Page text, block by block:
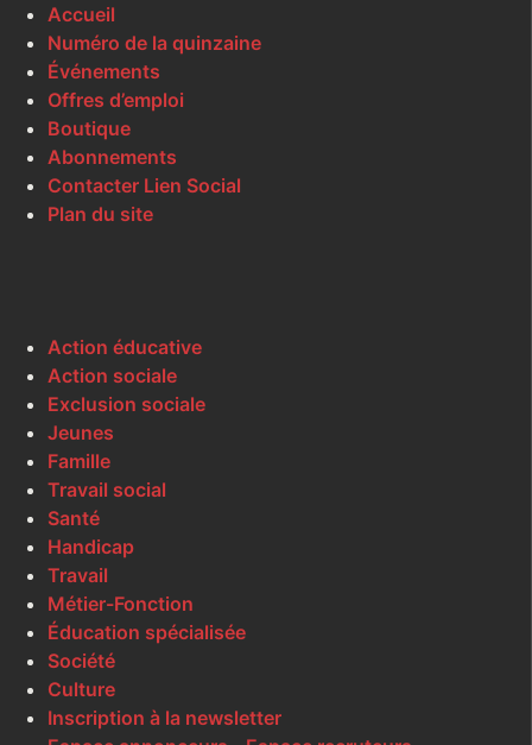
Accueil
Numéro de la quinzaine
Événements
Offres d’emploi
Boutique
Abonnements
Contacter Lien Social
Plan du site
Action éducative
Action sociale
Exclusion sociale
Jeunes
Famille
Travail social
Santé
Handicap
Travail
Métier-Fonction
Éducation spécialisée
Société
Culture
Inscription à la newsletter